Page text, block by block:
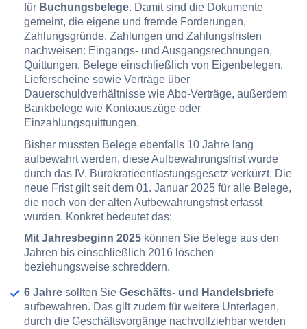
für Buchungsbelege. Damit sind die Dokumente
gemeint, die eigene und fremde Forderungen,
Zahlungsgründe, Zahlungen und Zahlungsfristen
nachweisen: Eingangs- und Ausgangsrechnungen,
Quittungen, Belege einschließlich von Eigenbelegen,
Lieferscheine sowie Verträge über
Dauerschuldverhältnisse wie Abo-Verträge, außerdem
Bankbelege wie Kontoauszüge oder
Einzahlungsquittungen.
Bisher mussten Belege ebenfalls 10 Jahre lang
aufbewahrt werden, diese Aufbewahrungsfrist wurde
durch das IV. Bürokratieentlastungsgesetz verkürzt. Die
neue Frist gilt seit dem 01. Januar 2025 für alle Belege,
die noch von der alten Aufbewahrungsfrist erfasst
wurden. Konkret bedeutet das:
Mit Jahresbeginn 2025 können Sie Belege aus den
Jahren bis einschließlich 2016 löschen
beziehungsweise schreddern.
6 Jahre sollten Sie Geschäfts- und Handelsbriefe
aufbewahren. Das gilt zudem für weitere Unterlagen,
durch die Geschäftsvorgänge nachvollziehbar werden